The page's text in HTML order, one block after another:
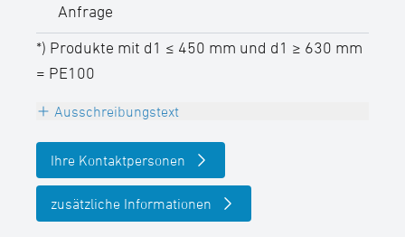
Anfrage
*) Produkte mit d1 ≤ 450 mm und d1 ≥ 630 mm
= PE100
Ausschreibungstext
T-Stück egal 90°, PE100-RC, schwarz
druckklassengerecht, mit DVGW Zulassung,
allseitig langschenklig für E-
Muffenschweißung,
Ihre Kontaktpersonen
zusätzliche Informationen